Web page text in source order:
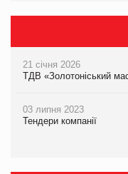
21 січня 2026
ТДВ «Золотоніський
03 липня 2023
Тендери компанії